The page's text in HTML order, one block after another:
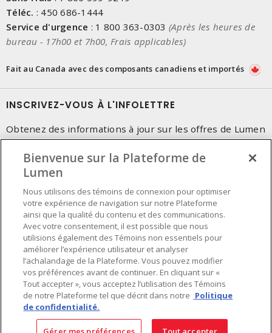
Téléc. : 450 686-1444
Service d'urgence : 1 800 363-0303 (Après les heures de
bureau - 17h00 et 7h00, Frais applicables)
Fait au Canada avec des composants canadiens et importés
INSCRIVEZ-VOUS À L'INFOLETTRE
Obtenez des informations à jour sur les offres de Lumen
Préférences en matière de cookies
Conditions d'utilisation
- © Lumen - Une compagnie de Sonepar 2026. Tous
Bienvenue sur la Plateforme de
Lumen
Nous utilisons des témoins de connexion pour optimiser
votre expérience de navigation sur notre Plateforme
ainsi que la qualité du contenu et des communications.
Avec votre consentement, il est possible que nous
utilisions également des Témoins non essentiels pour
améliorer l’expérience utilisateur et analyser
l’achalandage de la Plateforme. Vous pouvez modifier
vos préférences avant de continuer. En cliquant sur «
Tout accepter », vous acceptez l’utilisation des Témoins
de notre Plateforme tel que décrit dans notre Politique
de confidentialité.